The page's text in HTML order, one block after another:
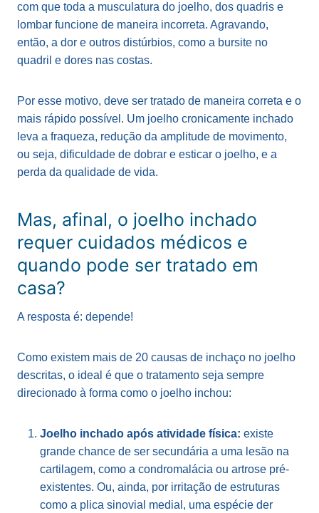
com que toda a musculatura do joelho, dos quadris e
lombar funcione de maneira incorreta. Agravando,
então, a dor e outros distúrbios, como a bursite no
quadril e dores nas costas.
Por esse motivo, deve ser tratado de maneira correta e o
mais rápido possível. Um joelho cronicamente inchado
leva a fraqueza, redução da amplitude de movimento,
ou seja, dificuldade de dobrar e esticar o joelho, e a
perda da qualidade de vida.
Mas, afinal, o joelho inchado
requer cuidados médicos e
quando pode ser tratado em
casa?
A resposta é: depende!
Como existem mais de 20 causas de inchaço no joelho
descritas, o ideal é que o tratamento seja sempre
direcionado à forma como o joelho inchou:
Joelho inchado após atividade física: existe
grande chance de ser secundária a uma lesão na
cartilagem, como a condromalácia ou artrose pré-
existentes. Ou, ainda, por irritação de estruturas
como a plica sinovial medial, uma espécie der